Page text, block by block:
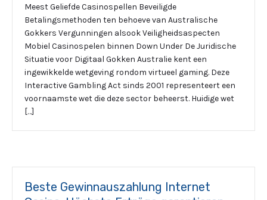
Meest Geliefde Casinospellen Beveiligde
Betalingsmethoden ten behoeve van Australische
Gokkers Vergunningen alsook Veiligheidsaspecten
Mobiel Casinospelen binnen Down Under De Juridische
Situatie voor Digitaal Gokken Australie kent een
ingewikkelde wetgeving rondom virtueel gaming. Deze
Interactive Gambling Act sinds 2001 representeert een
voornaamste wet die deze sector beheerst. Huidige wet
[…]
Beste Gewinnauszahlung Internet